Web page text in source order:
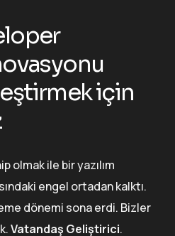
için
olmak ile bir yazılım
engel ortadan kalktı.
dönemi sona erdi. Bizler
Vatandaş Geliştirici.